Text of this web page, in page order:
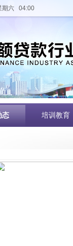
期六 04:00
态 培训教育